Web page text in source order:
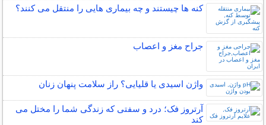
کنه ها چیستند و چه بیماری هایی را منتقل می کنند؟
جراح مغز و اعصاب
واژن اسیدی یا قلیایی؟ راز سلامت پنهان زنان
آرتروز فک؛ درد و سفتی که زندگی شما را مختل می
کند